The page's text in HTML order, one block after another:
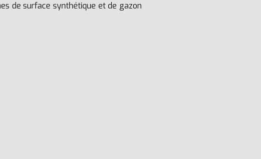
de surface synthétique et de gazon